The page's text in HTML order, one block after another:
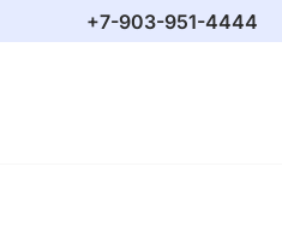
+7-903-951-4444